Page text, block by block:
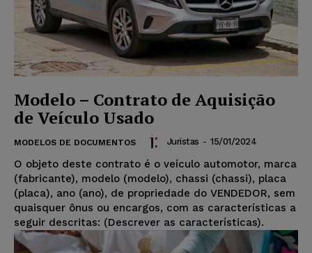
Modelo – Contrato de Aquisição
de Veículo Usado
MODELOS DE DOCUMENTOS Juristas - 15/01/2024
O objeto deste contrato é o veículo automotor, marca
(fabricante), modelo (modelo), chassi (chassi), placa
(placa), ano (ano), de propriedade do VENDEDOR, sem
quaisquer ônus ou encargos, com as características a
seguir descritas: (Descrever as características).